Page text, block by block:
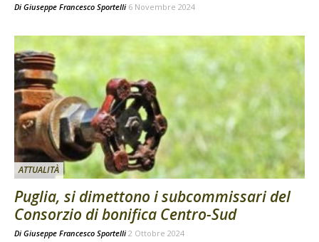
Di Giuseppe Francesco Sportelli 6 Novembre 2024
ATTUALITÀ
Puglia, si dimettono i subcommissari del
Consorzio di bonifica Centro-Sud
Di Giuseppe Francesco Sportelli 2 Ottobre 2024